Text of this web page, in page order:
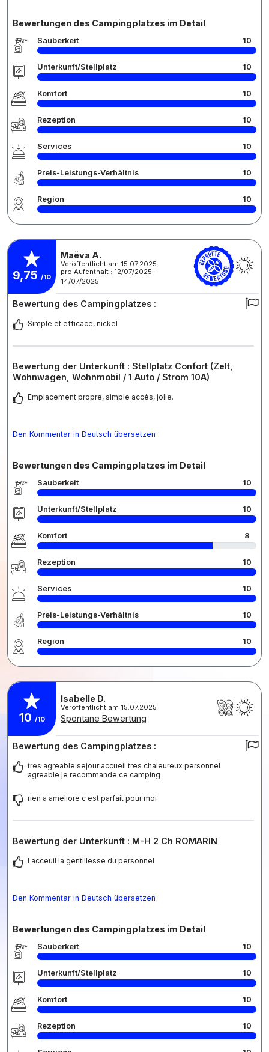
Bewertungen des Campingplatzes im Detail
Sauberkeit 10
Unterkunft/Stellplatz 10
Komfort 10
Rezeption 10
Services 10
Preis-Leistungs-Verhältnis 10
Region 10
9,75 /10
Maëva A.
Veröffentlicht am 15.07.2025
pro Aufenthalt : 12/07/2025 -
14/07/2025
Bewertung des Campingplatzes :
Simple et efficace, nickel
Bewertung der Unterkunft : Stellplatz Confort (Zelt,
Wohnwagen, Wohnmobil / 1 Auto / Strom 10A)
Emplacement propre, simple accès, jolie.
Den Kommentar in Deutsch übersetzen
Bewertungen des Campingplatzes im Detail
Sauberkeit 10
Unterkunft/Stellplatz 10
Komfort 8
Rezeption 10
Services 10
Preis-Leistungs-Verhältnis 10
Region 10
10 /10
Isabelle D.
Veröffentlicht am 15.07.2025
Spontane Bewertung
Bewertung des Campingplatzes :
tres agreable sejour accueil tres chaleureux personnel
agreable je recommande ce camping
rien a ameliore c est parfait pour moi
Bewertung der Unterkunft : M-H 2 Ch ROMARIN
l acceuil la gentillesse du personnel
Den Kommentar in Deutsch übersetzen
Bewertungen des Campingplatzes im Detail
Sauberkeit 10
Unterkunft/Stellplatz 10
Komfort 10
Rezeption 10